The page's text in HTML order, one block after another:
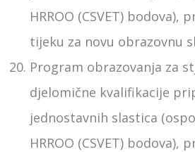
HRROO (CSVET) bodova),
tijeku za novu obrazovnu
Program obrazovanja za
djelomične kvalifikacije
jednostavnih slastica
HRROO (CSVET) bodova),